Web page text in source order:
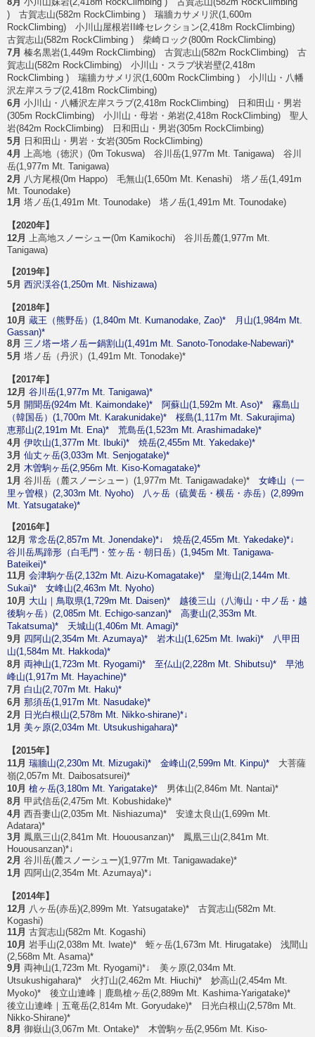
) 古賀志山(582m RockClimbing ) 瑞牆カサメリ沢(1,600m
RockClimbing) 小川山屋根岩II峰セレクション(2,418m RockClimbing)
古賀志山(582m RockClimbing ) 柴崎ロック(800m RockClimbing)
7月 榛名黒岩(1,449m RockClimbing) 古賀志山(582m RockClimbing) 古
賀志山(582m RockClimbing) 小川山・スラブ状岩壁(2,418m
RockClimbing ) 瑞牆カサメリ沢(1,600m RockClimbing ) 小川山・八幡
沢左岸スラブ(2,418m RockClimbing)
6月 小川山・八幡沢左岸スラブ(2,418m RockClimbing) 日和田山・男岩
(305m RockClimbing) 小川山・母岩・弟岩(2,418m RockClimbing) 聖人
岩(842m RockClimbing) 日和田山・男岩(305m RockClimbing)
5月
日和田山・男岩・女岩(305m RockClimbing)
4月
上高地（徳沢）(0m Tokuswa) 谷川岳(1,977m Mt. Tanigawa) 谷川
岳(1,977m Mt. Tanigawa)
2月 八方尾根(0m Happo) 毛無山(1,650m Mt. Kenashi) 塔ノ岳(1,491m
Mt. Tounodake)
1月 塔ノ岳(1,491m Mt. Tounodake) 塔ノ岳(1,491m Mt. Tounodake)
【2020年】
12月
上高地スノーシュー(0m Kamikochi) 谷川岳麓(1,977m Mt.
Tanigawa)
【2019年】
5月 西沢渓谷(1,250m Mt. Nishizawa)
【2018年】
10月 蔵王（熊野岳）(1,840m Mt. Kumanodake, Zao)*
月山(1,984m Mt.
Gassan)*
8月 三ノ塔ー塔ノ岳ー鍋割山(1,491m Mt. Sanoto-Tonodake-Nabewari)*
5月 塔ノ岳（丹沢）(1,491m Mt. Tonodake)*
【2017年】
12月 谷川岳(1,977m Mt. Tanigawa)*
5月 開聞岳(924m Mt. Kaimondake)* 阿蘇山(1,592m Mt. Aso)*
霧島山
（韓国岳）(1,700m Mt. Karakunidake)*
桜島(1,117m Mt. Sakurajima)
恵那山(2,191m Mt. Ena)*
荒島岳(1,523m Mt. Arashimadake)*
4月 伊吹山(1,377m Mt. Ibuki)*
焼岳(2,455m Mt. Yakedake)*
3月 仙丈ヶ岳(3,033m Mt. Senjogatake)*
2月 木曽駒ヶ岳(2,956m Mt. Kiso-Komagatake)*
1月 谷川岳（麓スノーシュー）(1,977m Mt. Tanigawadake)* 女峰山（一
里ヶ曽根）(2,303m Mt. Nyoho)
八ヶ岳（硫黄岳・横岳・赤岳）(2,899m
Mt. Yatsugatake)*
【2016年】
12月 常念岳(2,857m Mt. Jonendake)*↓
焼岳(2,455m Mt. Yakedake)*↓
谷川岳馬蹄形（白毛門・笠ヶ岳・朝日岳）(1,945m Mt. Tanigawa-
Bateikei)*
11月 会津駒ケ岳(2,132m Mt. Aizu-Komagatake)*
皇海山(2,144m Mt.
Sukai)*
女峰山(2,463m Mt. Nyoho)
10月 大山｜鳥取県(1,729m Mt. Daisen)*
越後三山（八海山・中ノ岳・越
後駒ヶ岳）(2,085m Mt. Echigo-sanzan)*
高妻山(2,353m Mt.
Takatsuma)*
天城山(1,406m Mt. Amagi)*
9月 四阿山(2,354m Mt. Azumaya)* 岩木山(1,625m Mt. Iwaki)*
八甲田
山(1,584m Mt. Hakkoda)*
8月 両神山(1,723m Mt. Ryogami)* 至仏山(2,228m Mt. Shibutsu)*
早池
峰山(1,917m Mt. Hayachine)*
7月 白山(2,707m Mt. Haku)*
6月 那須岳(1,917m Mt. Nasudake)*
2月
日光白根山(2,578m Mt. Nikko-shirane)*↓
1月 美ヶ原(2,034m Mt. Utsukushigahara)*
【2015年】
11月 瑞牆山(2,230m Mt. Mizugaki)* 金峰山(2,599m Mt. Kinpu)* 大菩薩
嶺(2,057m Mt. Daibosatsurei)*
10月 槍ヶ岳(3,180m Mt. Yarigatake)* 男体山(2,846m Mt. Nantai)*
8月 甲武信岳(2,475m Mt. Kobushidake)*
4月 西吾妻山(2,035m Mt. Nishiazuma)* 安達太良山(1,699m Mt.
Adatara)*
3月
鳳凰三山(2,841m Mt. Houousanzan)* 鳳凰三山(2,841m Mt.
Houousanzan)*↓
2月 谷川岳(麓スノーシュー)(1,977m Mt. Tanigawadake)*
1月 四阿山(2,354m Mt. Azumaya)*↓
【2014年】
12月 八ヶ岳(赤岳)(2,899m Mt. Yatsugatake)* 古賀志山(582m Mt.
Kogashi)
11月 古賀志山(582m Mt. Kogashi)
10月 岩手山(2,038m Mt. Iwate)* 蛭ヶ岳(1,673m Mt. Hirugatake) 浅間山
(2,568m Mt. Asama)*
9月 両神山(1,723m Mt. Ryogami)*↓ 美ヶ原(2,034m Mt.
Utsukushigahara)* 火打山(2,462m Mt. Hiuchi)* 妙高山(2,454m Mt.
Myoko)* 後立山連峰｜鹿島槍ヶ岳(2,889m Mt. Kashima-Yarigatake)*
後立山連峰｜五竜岳(2,814m Mt. Goryudake)* 日光白根山(2,578m Mt.
Nikko-Shirane)*
8月 御嶽山(3,067m Mt. Ontake)* 木曽駒ヶ岳(2,956m Mt. Kiso-